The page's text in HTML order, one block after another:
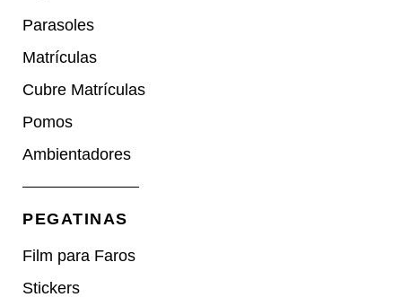
Parasoles
Matrículas
Cubre Matrículas
Pomos
Ambientadores
PEGATINAS
Film para Faros
Stickers